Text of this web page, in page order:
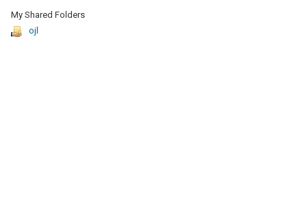
My Shared Folders
ojl